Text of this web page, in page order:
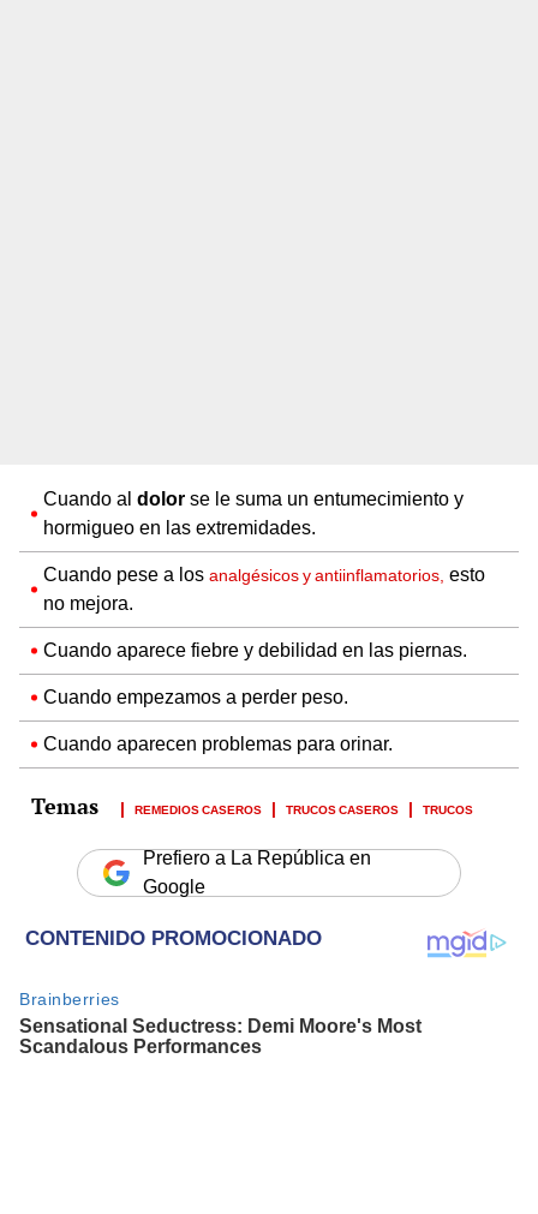
Cuando al dolor se le suma un entumecimiento y
hormigueo en las extremidades.
Cuando pese a los analgésicos y antiinflamatorios, esto
no mejora.
Cuando aparece fiebre y debilidad en las piernas.
Cuando empezamos a perder peso.
Cuando aparecen problemas para orinar.
REMEDIOS CASEROS TRUCOS CASEROS TRUCOS
Prefiero a La República en
Google